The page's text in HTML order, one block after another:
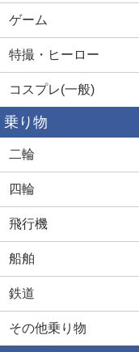
ゲーム
特撮・ヒーロー
コスプレ(一般)
乗り物
二輪
四輪
飛行機
船舶
鉄道
その他乗り物